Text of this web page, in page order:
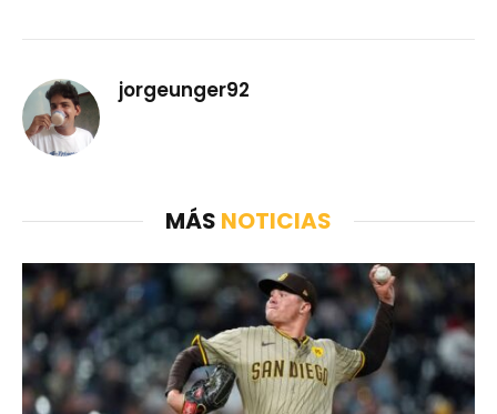
jorgeunger92
MÁS NOTICIAS